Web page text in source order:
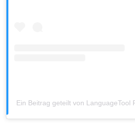
Ein Beitrag geteilt von LanguageTool